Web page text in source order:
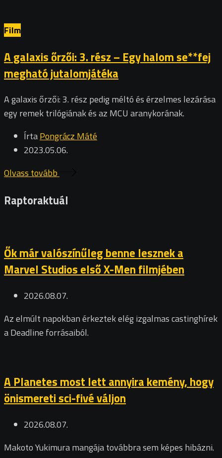
Film
A galaxis őrzői: 3. rész – Egy halom se**fej
megható jutalomjátéka
A galaxis őrzői: 3. rész pedig méltó és érzelmes lezárása
egy remek trilógiának és az MCU aranykorának.
ÍrtaPongrácz Máté
2023.05.06.
Olvass tovább
Raptoraktuál
Ők már valószínűleg benne lesznek a
Marvel Studios első X-Men filmjében
2026.08.07.
Az elmúlt napokban érkeztek elég izgalmas castinghírek
a Deadline forrásaiból.
A Planetes most lett annyira kemény, hogy
önismereti sci-fivé váljon
2026.08.07.
Makoto Yukimura mangája továbbra sem képes hibázni.